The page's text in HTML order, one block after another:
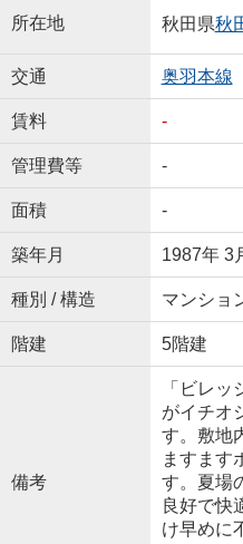
所在地 秋田県秋
交通 奥羽本線 「
賃料 -
管理費等 -
面積 -
築年月 1987年 3
種別 / 構造 マンショ
階建 5階建
備考
「ビレ
がイチオ
す。敷地
ますます
す。夏場
良好で快
け早めに